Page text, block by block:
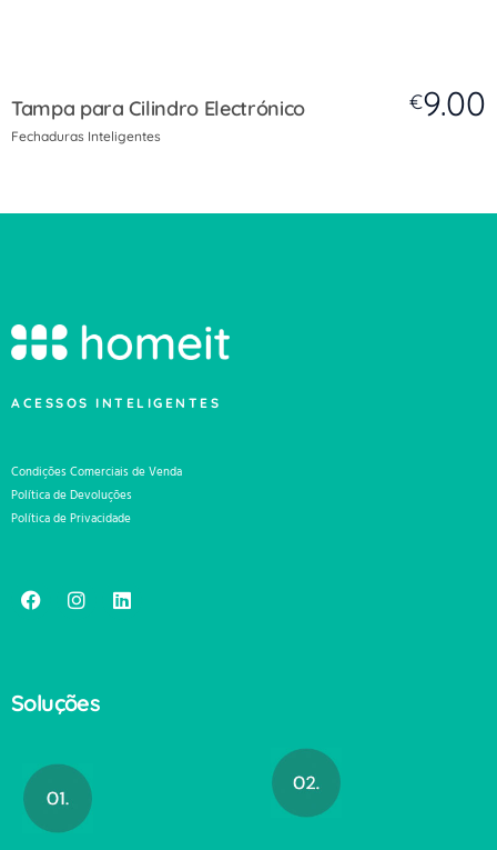
Tampa para Cilindro Electrónico €9.00
Fechaduras Inteligentes
ACESSOS INTELIGENTES
Condições Comerciais de Venda
Política de Devoluções
Política de Privacidade
Soluções